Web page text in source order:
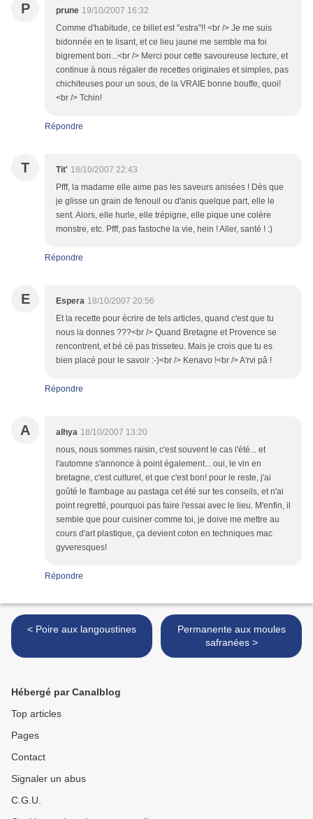
P prune 19/10/2007 16:32
Comme d'habitude, ce billet est "estra"!! <br /> Je me suis
bidonnée en te lisant, et ce lieu jaune me semble ma foi
bigrement bon...<br /> Merci pour cette savoureuse lecture, et
continue à nous régaler de recettes originales et simples, pas
chichiteuses pour un sous, de la VRAIE bonne bouffe, quoi!
<br /> Tchin!
Répondre
T Tit' 18/10/2007 22:43
Pfff, la madame elle aime pas les saveurs anisées ! Dès que
je glisse un grain de fenouil ou d'anis quelque part, elle le
sent. Alors, elle hurle, elle trépigne, elle pique une colère
monstre, etc. Pfff, pas fastoche la vie, hein ! Aller, santé ! :)
Répondre
E Espera 18/10/2007 20:56
Et la recette pour écrire de tels articles, quand c'est que tu
nous la donnes ???<br /> Quand Bretagne et Provence se
rencontrent, et bé cé pas trisseteu. Mais je crois que tu es
bien placé pour le savoir :-)<br /> Kenavo !<br /> A'rvi pâ !
Répondre
A alhya 18/10/2007 13:20
nous, nous sommes raisin, c'est souvent le cas l'été... et
l'automne s'annonce à point également... oui, le vin en
bretagne, c'est culturel, et que c'est bon! pour le reste, j'ai
goûté le flambage au pastaga cet été sur tes conseils, et n'ai
point regretté, pourquoi pas faire l'essai avec le lieu. M'enfin, il
semble que pour cuisiner comme toi, je doive me mettre au
cours d'art plastique, ça devient coton en techniques mac
gyveresques!
Répondre
< Poire aux langoustines
Permanente aux moules
safranées >
Hébergé par Canalblog
Top articles
Pages
Contact
Signaler un abus
C.G.U.